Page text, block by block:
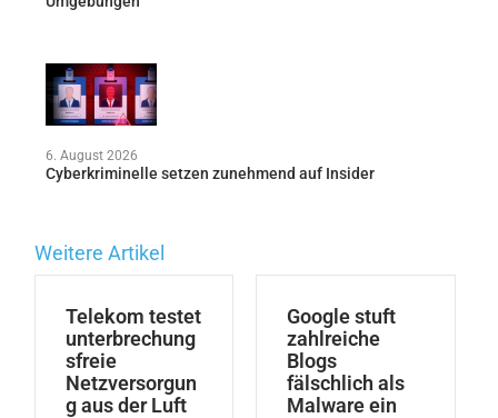
6. August 2026
Cyberkriminelle setzen zunehmend auf Insider
Weitere Artikel
Telekom testet
unterbrechung
sfreie
Netzversorgun
g aus der Luft
Google stuft
zahlreiche
Blogs
fälschlich als
Malware ein